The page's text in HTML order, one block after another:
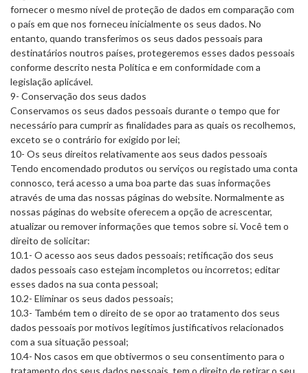
fornecer o mesmo nível de proteção de dados em comparação com
o país em que nos forneceu inicialmente os seus dados. No
entanto, quando transferimos os seus dados pessoais para
destinatários noutros países, protegeremos esses dados pessoais
conforme descrito nesta Política e em conformidade com a
legislação aplicável.
9- Conservação dos seus dados
Conservamos os seus dados pessoais durante o tempo que for
necessário para cumprir as finalidades para as quais os recolhemos,
exceto se o contrário for exigido por lei;
10- Os seus direitos relativamente aos seus dados pessoais
Tendo encomendado produtos ou serviços ou registado uma conta
connosco, terá acesso a uma boa parte das suas informações
através de uma das nossas páginas do website. Normalmente as
nossas páginas do website oferecem a opção de acrescentar,
atualizar ou remover informações que temos sobre si. Você tem o
direito de solicitar:
10.1- O acesso aos seus dados pessoais; retificação dos seus
dados pessoais caso estejam incompletos ou incorretos; editar
esses dados na sua conta pessoal;
10.2- Eliminar os seus dados pessoais;
10.3- Também tem o direito de se opor ao tratamento dos seus
dados pessoais por motivos legítimos justificativos relacionados
com a sua situação pessoal;
10.4- Nos casos em que obtivermos o seu consentimento para o
tratamento dos seus dados pessoais, tem o direito de retirar o seu